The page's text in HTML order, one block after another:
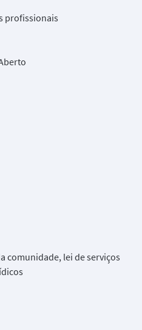
profissionais
comunidade, lei de serviços